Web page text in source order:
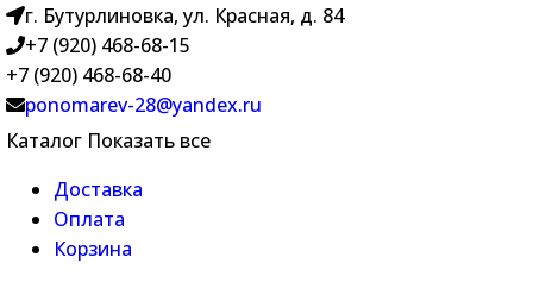
г. Бутурлиновка, ул. Красная, д. 84
+7 (920) 468-68-15
+7 (920) 468-68-40
ponomarev-28@yandex.ru
Каталог Показать все
Доставка
Оплата
Корзина